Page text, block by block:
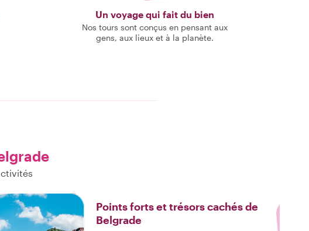
Un voyage qui fait du bien
Nos tours sont conçus en pensant aux
gens, aux lieux et à la planète.
Points forts et trésors cachés de
Belgrade